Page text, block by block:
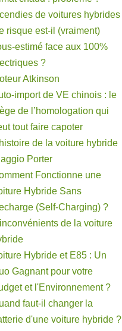
de voitures hybrides
risque est-il (vraiment)
estimé face aux 100%
?
Atkinson
import de VE chinois : le
de l’homologation qui
tout faire capoter
de la voiture hybride
Porter
Fonctionne une
Hybride Sans
(Self-Charging) ?
de la voiture
Hybride et E85 : Un
Gagnant pour votre
et l'Environnement ?
faut-il changer la
d'une voiture hybride ?